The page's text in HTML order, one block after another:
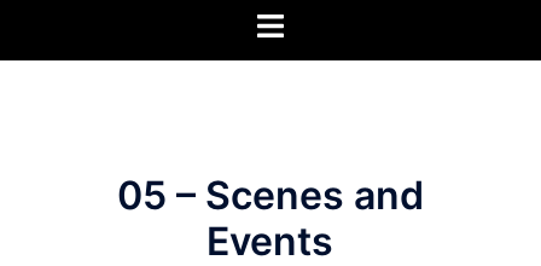
Toggle
05 – Scenes and
Events